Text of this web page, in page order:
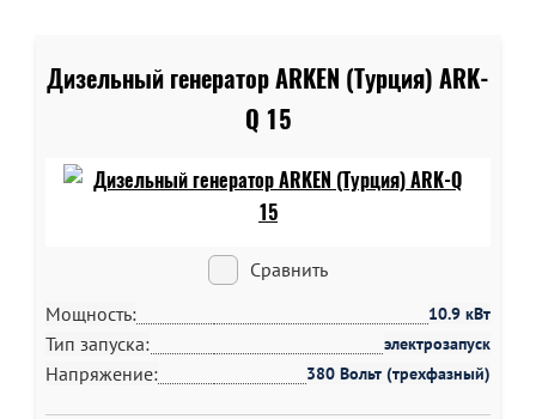
Дизельный генератор ARKEN (Турция) ARK-
Q 15
Сравнить
Мощность:
10.9 кВт
Тип запуска: электрозапуск
Напряжение: 380 Вольт (трехфазный)